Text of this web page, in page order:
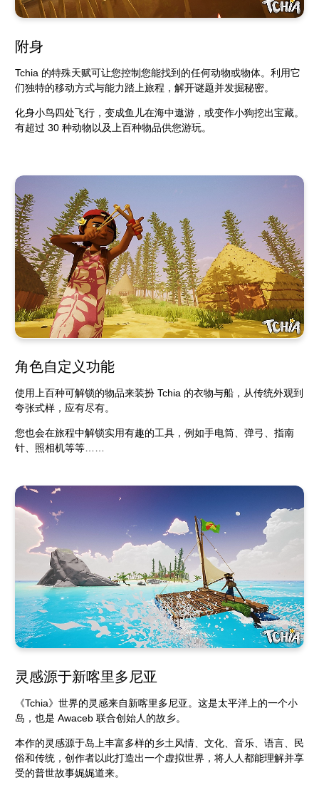
附身
Tchia 的特殊天赋可让您控制您能找到的任何动物或物体。利用它
们独特的移动方式与能力踏上旅程，解开谜题并发掘秘密。
化身小鸟四处飞行，变成鱼儿在海中遨游，或变作小狗挖出宝藏。
有超过 30 种动物以及上百种物品供您游玩。
角色自定义功能
使用上百种可解锁的物品来装扮 Tchia 的衣物与船，从传统外观到
夸张式样，应有尽有。
您也会在旅程中解锁实用有趣的工具，例如手电筒、弹弓、指南
针、照相机等等……
灵感源于新喀里多尼亚
《Tchia》世界的灵感来自新喀里多尼亚。这是太平洋上的一个小
岛，也是 Awaceb 联合创始人的故乡。
本作的灵感源于岛上丰富多样的乡土风情、文化、音乐、语言、民
俗和传统，创作者以此打造出一个虚拟世界，将人人都能理解并享
受的普世故事娓娓道来。